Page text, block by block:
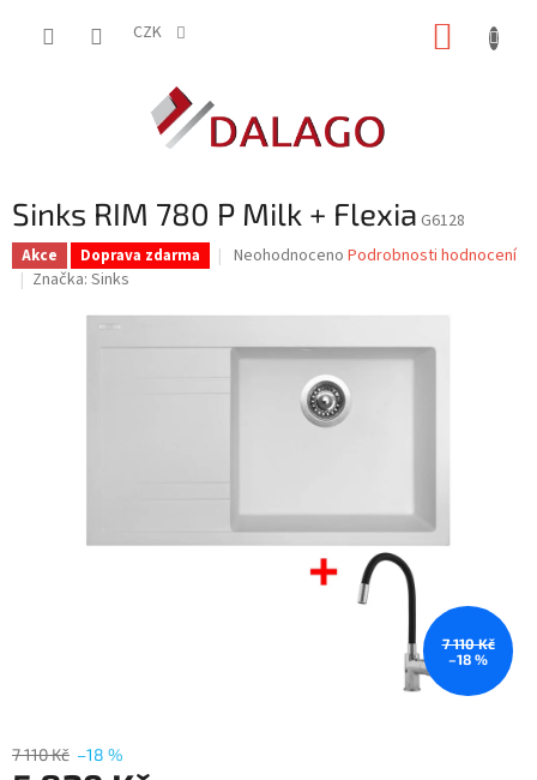
CZK
Sinks RIM 780 P Milk + Flexia G6128
Akce Doprava zdarma
Průměrné
je
0,0
hvězdiček.
Neohodnoceno Podrobnosti hodnocení
Značka: Sinks
7 110 Kč
–18 %
7 110 Kč –18 %